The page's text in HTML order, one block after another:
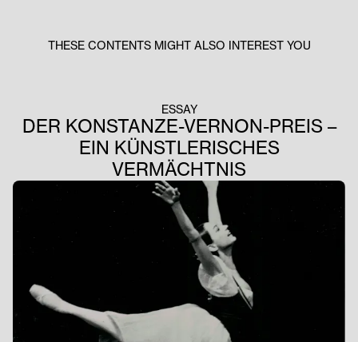
THESE CONTENTS MIGHT ALSO INTEREST YOU
ESSAY
DER KONSTANZE-VERNON-PREIS –
EIN KÜNSTLERISCHES
VERMÄCHTNIS